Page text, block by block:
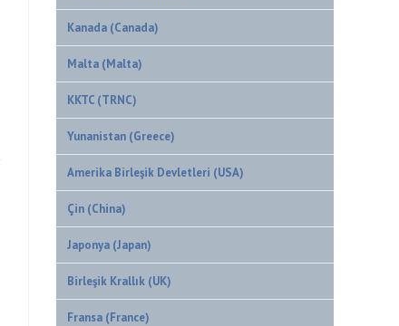
Kanada (Canada)
Malta (Malta)
KKTC (TRNC)
Yunanistan (Greece)
Amerika Birleşik Devletleri (USA)
Çin (China)
Japonya (Japan)
Birleşik Krallık (UK)
Fransa (France)